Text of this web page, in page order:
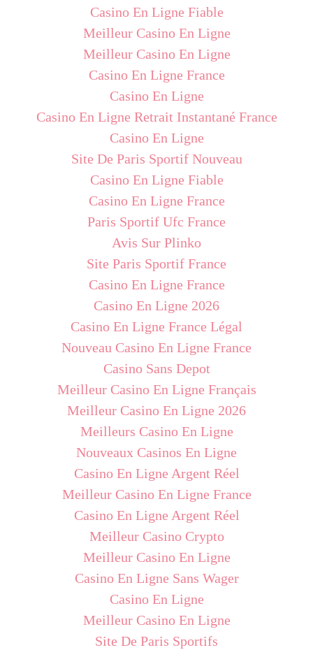
Casino En Ligne Fiable
Meilleur Casino En Ligne
Meilleur Casino En Ligne
Casino En Ligne France
Casino En Ligne
Casino En Ligne Retrait Instantané France
Casino En Ligne
Site De Paris Sportif Nouveau
Casino En Ligne Fiable
Casino En Ligne France
Paris Sportif Ufc France
Avis Sur Plinko
Site Paris Sportif France
Casino En Ligne France
Casino En Ligne 2026
Casino En Ligne France Légal
Nouveau Casino En Ligne France
Casino Sans Depot
Meilleur Casino En Ligne Français
Meilleur Casino En Ligne 2026
Meilleurs Casino En Ligne
Nouveaux Casinos En Ligne
Casino En Ligne Argent Réel
Meilleur Casino En Ligne France
Casino En Ligne Argent Réel
Meilleur Casino Crypto
Meilleur Casino En Ligne
Casino En Ligne Sans Wager
Casino En Ligne
Meilleur Casino En Ligne
Site De Paris Sportifs